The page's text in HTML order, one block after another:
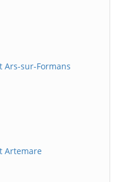
sur-Formans
Artemare